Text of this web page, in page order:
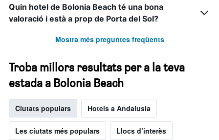
Quin hotel de Bolonia Beach té una bona
valoració i està a prop de Porta del Sol?
Mostra més preguntes freqüents
Troba millors resultats per a la teva
estada a Bolonia Beach
Ciutats populars Hotels a Andalusia
Les ciutats més populars Llocs d’interès